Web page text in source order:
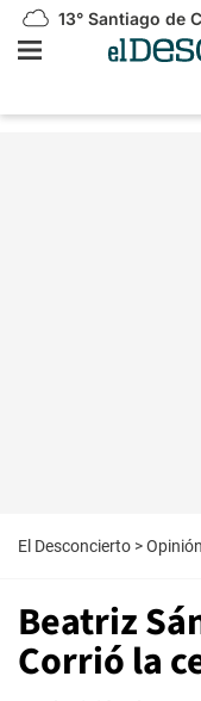
13° Santiago de
El Desconcierto >Opinión
Beatriz
Corrió la